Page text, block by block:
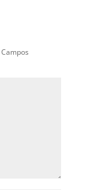
Campos